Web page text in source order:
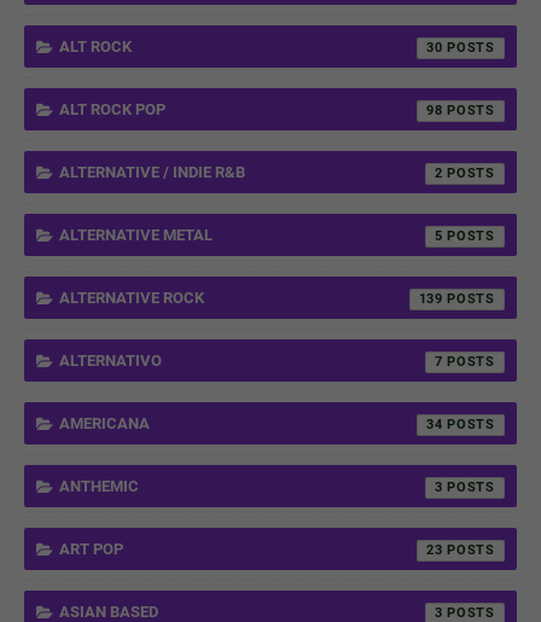
ALT ROCK 30
ALT ROCK POP 98
ALTERNATIVE / INDIE R&B 2
ALTERNATIVE METAL 5
ALTERNATIVE ROCK 139
ALTERNATIVO 7
AMERICANA 34
ANTHEMIC 3
ART POP 23
ASIAN BASED 3